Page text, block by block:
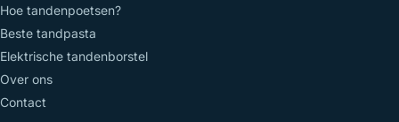
Hoe tandenpoetsen?
Beste tandpasta
Elektrische tandenborstel
Over ons
Contact